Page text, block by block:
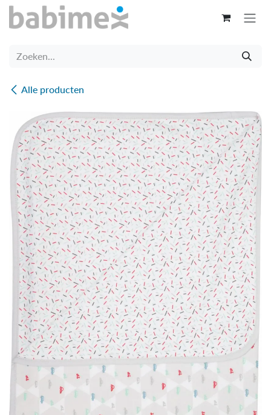
Overslaan naar inhoud
Alle producten